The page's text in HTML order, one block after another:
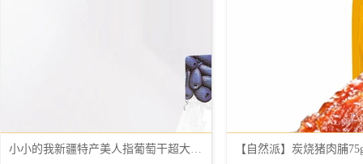
小小的我新疆特产美人指葡萄干超大蓝宝石 【自然派】炭烧猪肉脯